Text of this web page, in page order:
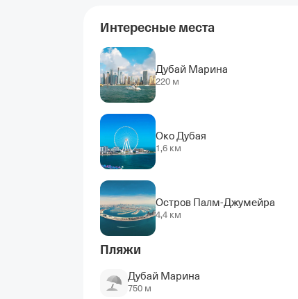
Интересные места
Дубай Марина
220 м
Око Дубая
1,6 км
Остров Палм-Джумейра
4,4 км
Пляжи
Дубай Марина
750 м